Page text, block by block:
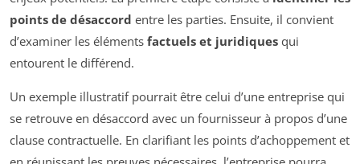
points de désaccord entre les parties. Ensuite, il convient
d’examiner les éléments factuels et juridiques qui
entourent le différend.
Un exemple illustratif pourrait être celui d’une entreprise qui
se retrouve en désaccord avec un fournisseur à propos d’une
clause contractuelle. En clarifiant les points d’achoppement et